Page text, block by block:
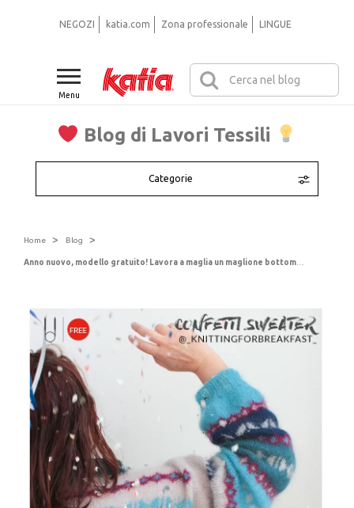
Menu
Blog di Lavori Tessili
Categorie
NEGOZI katia.com Zona professionale LINGUE
Home > Blog >